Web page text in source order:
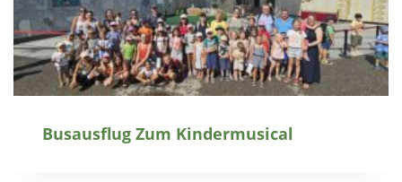
Busausflug Zum Kindermusical